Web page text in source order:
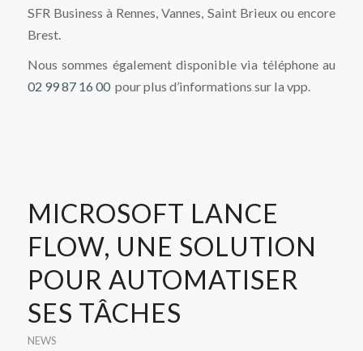
SFR Business à Rennes, Vannes, Saint Brieux ou encore
Brest.
Nous sommes également disponible via téléphone au
02 99 87 16 00 pour plus d’informations sur la vpp.
MICROSOFT LANCE
FLOW, UNE SOLUTION
POUR AUTOMATISER
SES TÂCHES
NEWS